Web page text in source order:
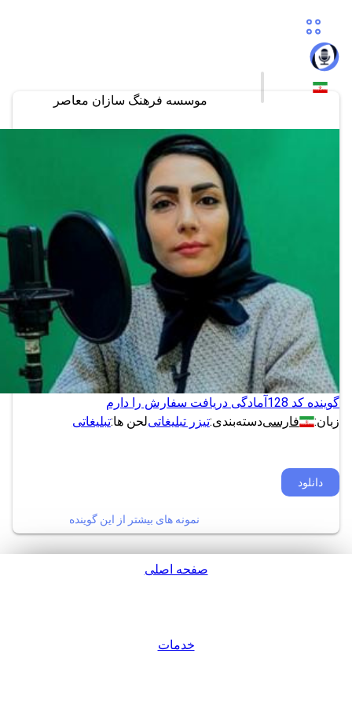
موسسه فرهنگ سازان معاصر
گوینده کد 128
آمادگی دریافت سفارش را دارم
زبان:
فارسیدسته‌بندی:تیزر تبلیغاتیلحن ها:تبلیغاتی
دانلود
نمونه های بیشتر از این گوینده
صفحه اصلی
خدمات